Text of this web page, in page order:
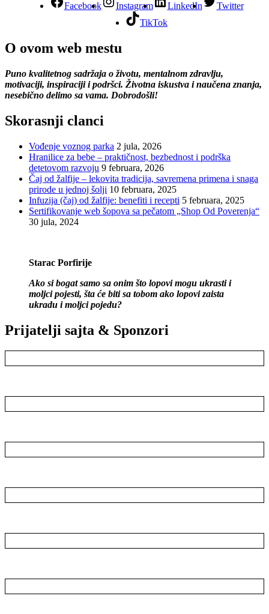
Facebook Instagram LinkedIn
Twitter
TikTok
O ovom web mestu
Puno kvalitetnog sadržaja o životu, mentalnom zdravlju,
motivaciji, inspiraciji i podršci. Životna iskustva i naučena znanja,
nesebično delimo sa vama. Dobrodošli!
Skorasnji clanci
Vođenje voznog parka 2 jula, 2026
Hranilice za bebe – praktičnost, bezbednost i podrška
detetovom razvoju 9 februara, 2026
Čaj od žalfije – lekovita tradicija, savremena primena i snaga
prirode u jednoj šolji 10 februara, 2025
Infuzija (čaj) od žalfije: benefiti i recepti 5 februara, 2025
Sertifikovanje web šopova sa pečatom „Shop Od Poverenja“
30 jula, 2024
Starac Porfirije
Ako si bogat samo sa onim što lopovi mogu ukrasti i
moljci pojesti, šta će biti sa tobom ako lopovi zaista
ukradu i moljci pojedu?
Prijatelji sajta & Sponzori